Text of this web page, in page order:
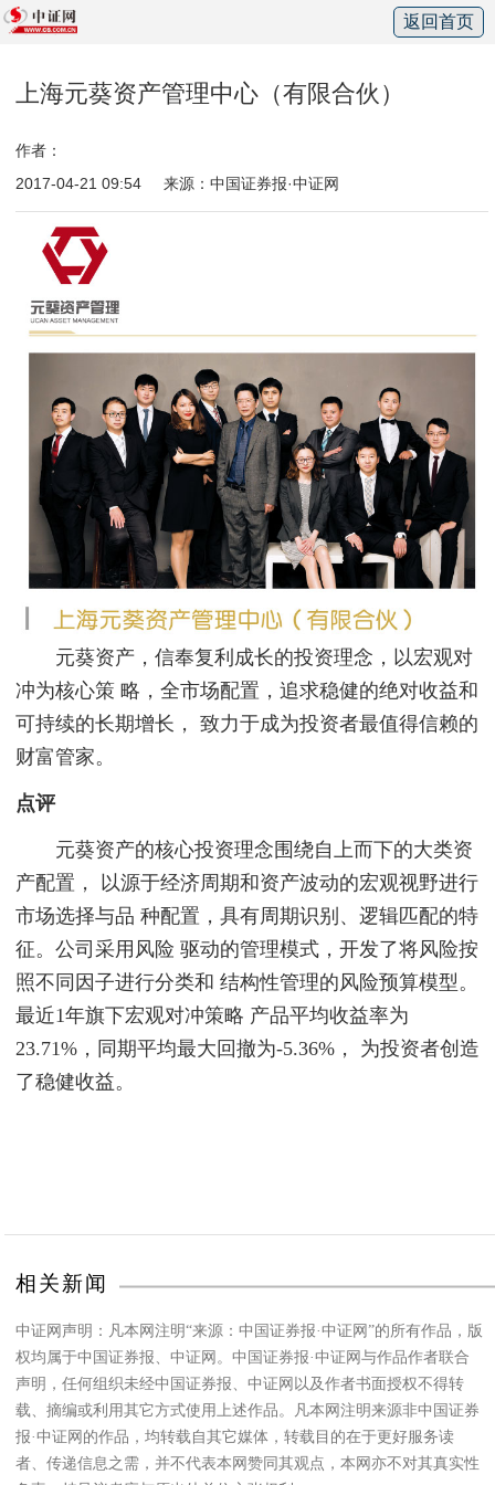
返回首页
上海元葵资产管理中心（有限合伙）
作者：
2017-04-21 09:54
来源：中国证券报·中证网
元葵资产，信奉复利成长的投资理念，以宏观对
冲为核心策 略，全市场配置，追求稳健的绝对收益和
可持续的长期增长， 致力于成为投资者最值得信赖的
财富管家。
点评
元葵资产的核心投资理念围绕自上而下的大类资
产配置， 以源于经济周期和资产波动的宏观视野进行
市场选择与品 种配置，具有周期识别、逻辑匹配的特
征。公司采用风险 驱动的管理模式，开发了将风险按
照不同因子进行分类和 结构性管理的风险预算模型。
最近1年旗下宏观对冲策略 产品平均收益率为
23.71%，同期平均最大回撤为-5.36%， 为投资者创造
了稳健收益。
相关新闻
中证网声明：凡本网注明“来源：中国证券报·中证网”的所有作品，版
权均属于中国证券报、中证网。中国证券报·中证网与作品作者联合
声明，任何组织未经中国证券报、中证网以及作者书面授权不得转
载、摘编或利用其它方式使用上述作品。凡本网注明来源非中国证券
报·中证网的作品，均转载自其它媒体，转载目的在于更好服务读
者、传递信息之需，并不代表本网赞同其观点，本网亦不对其真实性